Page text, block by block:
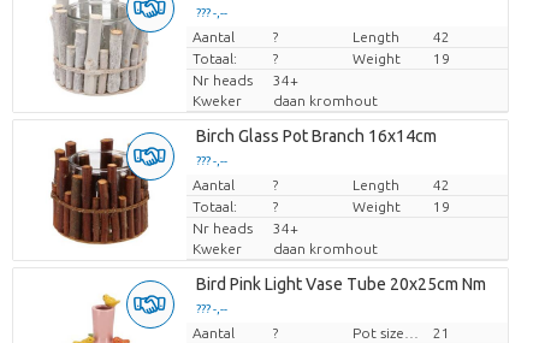
??? -,--
Prijs per stuk
Aantal ? Length
42
Totaal:
? Weight
19
Nr heads
34+
Kweker
daan kromhout
Birch Glass Pot Branch 16x14cm
??? -,--
Prijs per stuk
Aantal ? Length
42
Totaal:
? Weight
19
Nr heads
34+
Kweker
daan kromhout
Bird Pink Light Vase Tube 20x25cm Nm
??? -,--
Prijs per stuk
Aantal ?
21